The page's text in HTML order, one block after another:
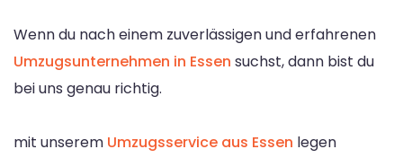
Wenn du nach einem zuverlässigen und erfahrenen
Umzugsunternehmen in Essen suchst, dann bist du
bei uns genau richtig.
mit unserem Umzugsservice aus Essen legen